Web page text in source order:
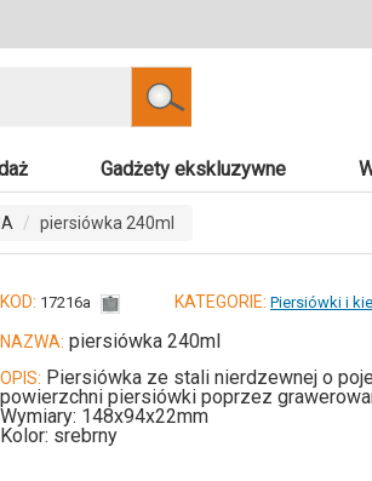
Szukaj
Gadżety ekskluzywne
piersiówka 240ml
KOD: 17216a KATEGORIE: Piersiówki i
NAZWA: piersiówka 240ml
OPIS: Piersiówka ze stali nierdzewnej o
powierzchni piersiówki poprzez
Wymiary: 148x94x22mm
Kolor: srebrny